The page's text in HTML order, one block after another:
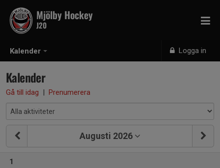
Kalender Logga in
Mjölby Hockey
J20
Kalender
Gå till idag | Prenumerera
Augusti 2026
1